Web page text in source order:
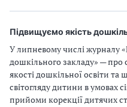
Підвищуємо якість
У липневому числі журналу
дошкільного закладу» — про
якості дошкільної освіти
світогляду дитини в умовах
прийоми корекції дитячих